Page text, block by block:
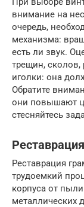
внимание на
очередь,
механизма:
есть ли звук.
трещин, сколов,
иголки: она
Обратите
они повышают
стесняйтесь
Реставрация
трудоемкий
корпуса от
металлических